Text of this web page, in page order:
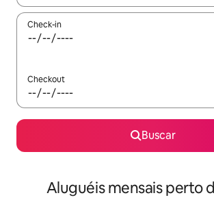
Check-in
Checkout
Buscar
Aluguéis mensais perto